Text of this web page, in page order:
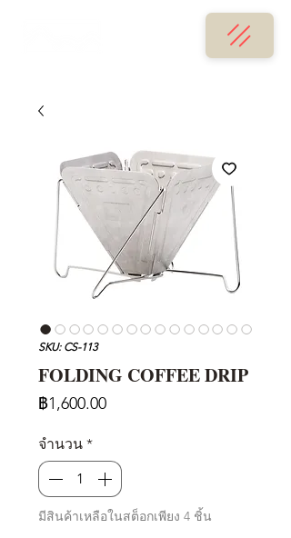
SKU: CS-113
FOLDING COFFEE DRIP
฿1,600.00ราคา
จำนวน *
มีสินค้าเหลือในสต็อกเพียง 4 ชิ้น